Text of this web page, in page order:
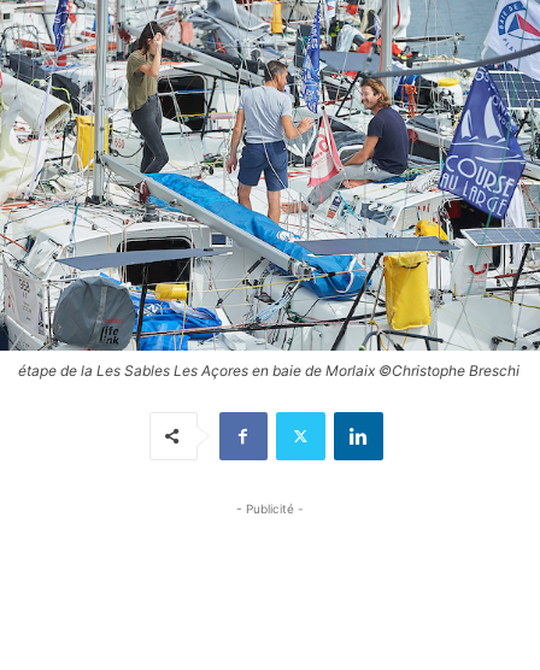
étape de la Les Sables Les Açores en baie de Morlaix ©Christophe Breschi
- Publicité -